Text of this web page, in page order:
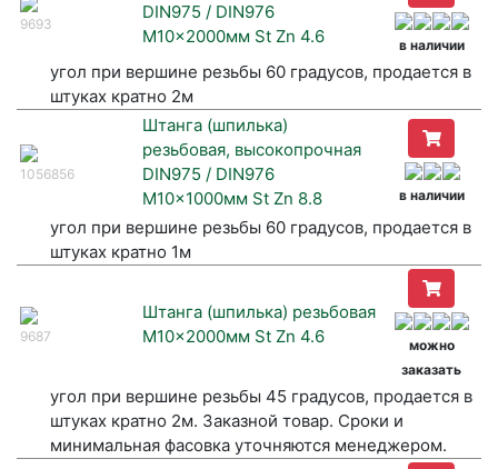
9693
DIN975 / DIN976
M10x2000мм St Zn 4.6
в наличии
угол при вершине резьбы 60 градусов, продается в
штуках кратно 2м
1056856
Штанга (шпилька)
резьбовая, высокопрочная
DIN975 / DIN976
M10x1000мм St Zn 8.8
в наличии
угол при вершине резьбы 60 градусов, продается в
штуках кратно 1м
9687
Штанга (шпилька) резьбовая
M10x2000мм St Zn 4.6
можно
заказать
угол при вершине резьбы 45 градусов, продается в
штуках кратно 2м. Заказной товар. Сроки и
минимальная фасовка уточняются менеджером.